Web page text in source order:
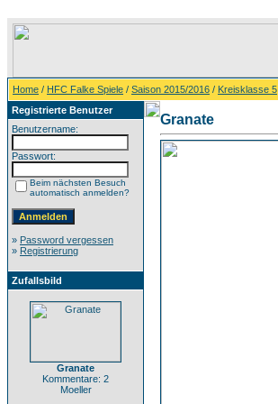
Home / HFC Falke Spiele / Saison 2015/2016 / Kreisklasse 5
Registrierte Benutzer
Benutzername:
Passwort:
Beim nächsten Besuch
automatisch anmelden?
» Password vergessen
» Registrierung
Zufallsbild
Granate
Kommentare: 2
Moeller
Granate